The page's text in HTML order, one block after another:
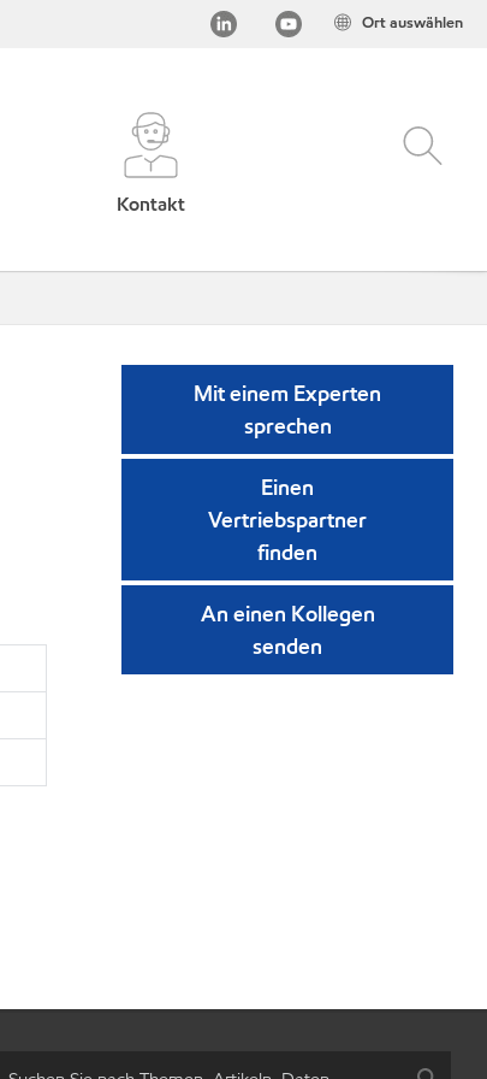
Ort auswählen
Kontakt
Mit einem Experten
sprechen
Einen
Vertriebspartner
finden
An einen Kollegen
senden